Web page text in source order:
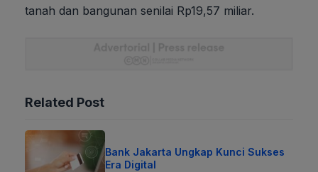
tanah dan bangunan senilai Rp19,57 miliar.
Related Post
Bank Jakarta Ungkap Kunci Sukses
Era Digital